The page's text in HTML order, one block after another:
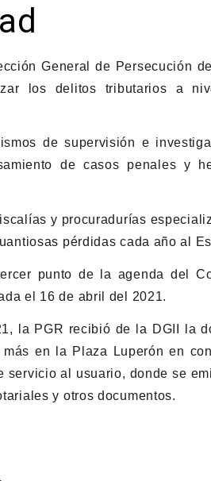
General de Persecución
los delitos tributarios a
de supervisión e
de casos penales y
y procuradurías
pérdidas cada año al
punto de la agenda del
el 16 de abril del 2021.
la PGR recibió de la DGII la
en la Plaza Luperón en
servicio al usuario, donde se
y otros documentos.